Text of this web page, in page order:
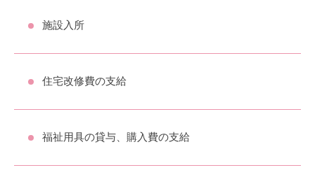
施設入所
住宅改修費の支給
福祉用具の貸与、購入費の支給